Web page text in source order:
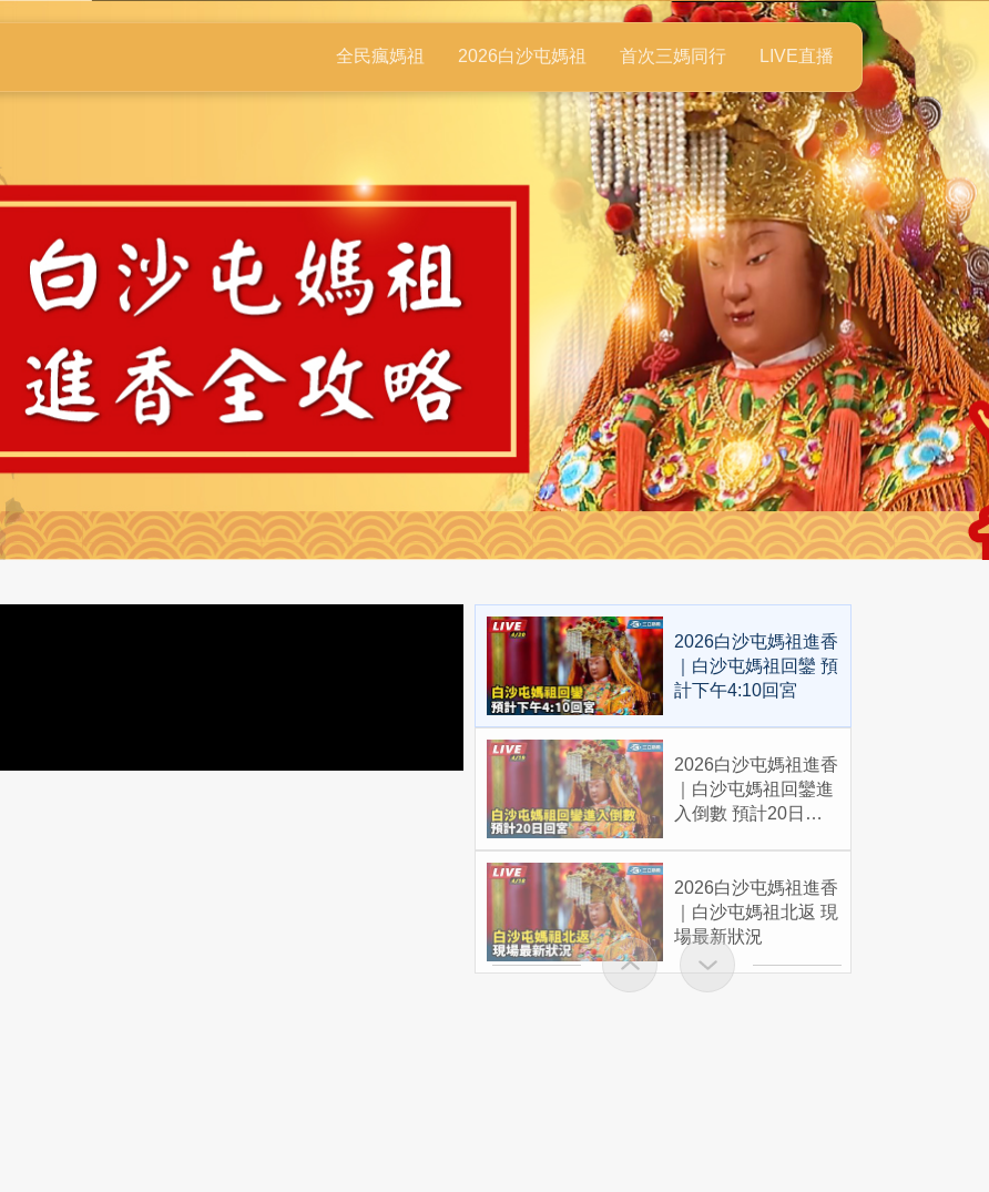
全民瘋媽祖 2026白沙屯媽祖 首次三媽同行 LIVE直播
2026白沙屯媽祖進香
｜白沙屯媽祖回鑾 預
計下午4:10回宮
2026白沙屯媽祖進香
｜白沙屯媽祖回鑾進
入倒數 預計20日回
2026白沙屯媽祖進香
｜白沙屯媽祖北返 現
場最新狀況